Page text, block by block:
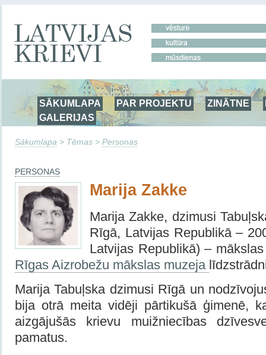
SĀKUMLAPA PAR PROJEKTU ZINĀTNE
GALERIJAS
Sākumlapa > Tēmas > Personas
PERSONAS
Marija Zakke
Marija Zakke, dzimusi
Rīgā, Latvijas Republikā –
Latvijas Republikā) –
Rīgas Aizrobežu mākslas muzeja
Marija Tabuļska dzimusi Rīgā un
bija otrā meita vidēji pārtikušā ģimenē,
aizgājušās krievu muižniecības
pamatus.